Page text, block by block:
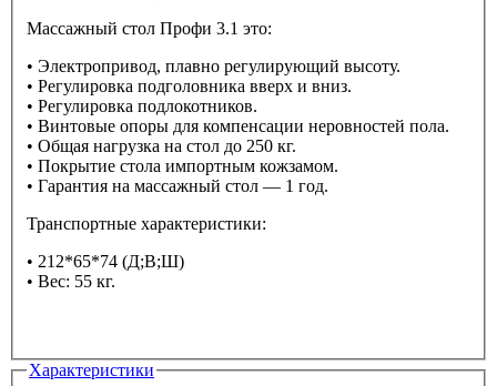
Массажный стол Профи 3.1 это:
• Электропривод, плавно регулирующий высоту.
• Регулировка подголовника вверх и вниз.
• Регулировка подлокотников.
• Винтовые опоры для компенсации неровностей пола.
• Общая нагрузка на стол до 250 кг.
• Покрытие стола импортным кожзамом.
• Гарантия на массажный стол — 1 год.
Транспортные характеристики:
• 212*65*74 (Д;В;Ш)
• Вес: 55 кг.
Характеристики